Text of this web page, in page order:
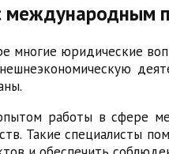
международным
многие юридические
работы в сфере
Такие специалисты